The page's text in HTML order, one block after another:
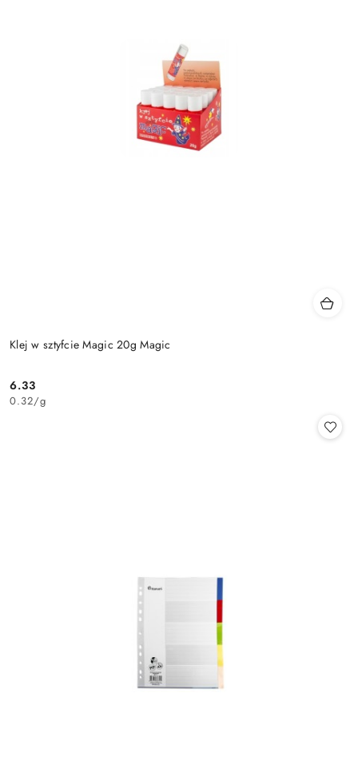
Klej w sztyfcie Magic 20g Magic
Cena:
6.33
0.32/g